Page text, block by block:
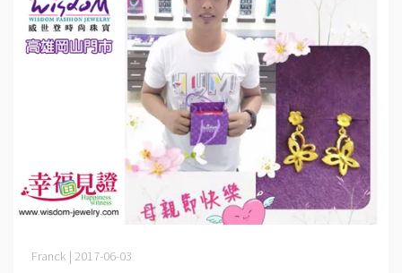
Franck | 2017-06-03